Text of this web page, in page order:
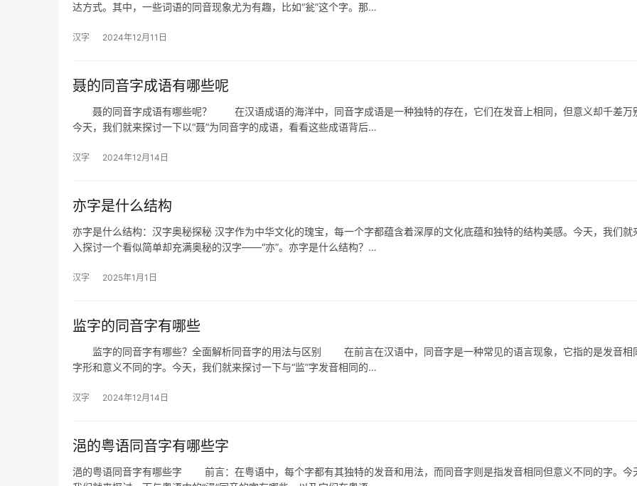
达方式。其中，一些词语的同音现象尤为有趣，比如“瓮”这个字。那…
汉字 2024年12月11日
聂的同音字成语有哪些呢
聂的同音字成语有哪些呢？ 在汉语成语的海洋中，同音字成语是一种独特的存在，它们在发音上相同，但意义却千差万
今天，我们就来探讨一下以“聂”为同音字的成语，看看这些成语背后…
汉字 2024年12月14日
亦字是什么结构
亦字是什么结构：汉字奥秘探秘 汉字作为中华文化的瑰宝，每一个字都蕴含着深厚的文化底蕴和独特的结构美感。今天，我们就
入探讨一个看似简单却充满奥秘的汉字——“亦”。亦字是什么结构？…
汉字 2025年1月1日
监字的同音字有哪些
监字的同音字有哪些？全面解析同音字的用法与区别 在前言在汉语中，同音字是一种常见的语言现象，它指的是发音相
字形和意义不同的字。今天，我们就来探讨一下与“监”字发音相同的…
汉字 2024年12月14日
浥的粤语同音字有哪些字
浥的粤语同音字有哪些字 前言：在粤语中，每个字都有其独特的发音和用法，而同音字则是指发音相同但意义不同的字。今